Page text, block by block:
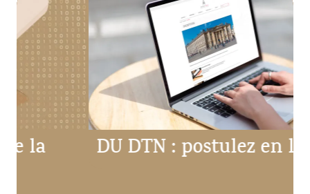
DU DTN : postulez en ligne